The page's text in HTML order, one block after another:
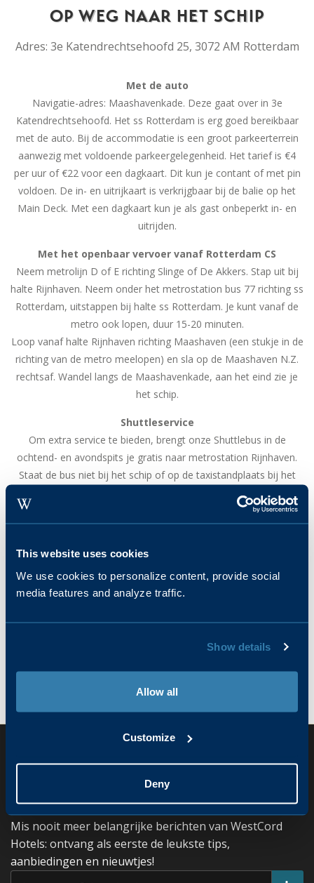
This website uses cookies
We use cookies to personalize content, provide social
media features and analyze traffic.
Show details
Allow all
Customize
Deny
OP WEG NAAR HET SCHIP
Adres: 3e Katendrechtsehoofd 25, 3072 AM Rotterdam
Met de auto
Navigatie-adres: Maashavenkade. Deze gaat over in 3e
Katendrechtsehoofd. Het ss Rotterdam is erg goed bereikbaar
met de auto. Bij de accommodatie is een groot parkeerterrein
aanwezig met voldoende parkeergelegenheid. Het tarief is €4
per uur of €22 voor een dagkaart. Dit kun je contant of met pin
voldoen. De in- en uitrijkaart is verkrijgbaar bij de balie op het
Main Deck. Met een dagkaart kun je als gast onbeperkt in- en
uitrijden.
Met het openbaar vervoer vanaf Rotterdam CS
Neem metrolijn D of E richting Slinge of De Akkers. Stap uit bij
halte Rijnhaven. Neem onder het metrostation bus 77 richting ss
Rotterdam, uitstappen bij halte ss Rotterdam. Je kunt vanaf de
metro ook lopen, duur 15-20 minuten.
Loop vanaf halte Rijnhaven richting Maashaven (een stukje in de
richting van de metro meelopen) en sla op de Maashaven N.Z.
rechtsaf. Wandel langs de Maashavenkade, aan het eind zie je
het schip.
Shuttleservice
Om extra service te bieden, brengt onze Shuttlebus in de
ochtend- en avondspits je gratis naar metrostation Rijnhaven.
Staat de bus niet bij het schip of op de taxistandplaats bij het
metrostation? Bel dan de chauffeur op +31 (0)10 297 30 96.
Watertaxi
kan je, door middel van onze eigen opstapplaats, op een
gemakkelijke manier de stad verkennen. Reserveer een
Watertaxi en maak kennis met de hoogtepunten van Rotterdam.
www.watertaxirotterdam.nl
Ben jij al ingeschreven voor de
nieuwsbrief?
Mis nooit meer belangrijke berichten van WestCord
Hotels: ontvang als eerste de leukste tips,
aanbiedingen en nieuwtjes!